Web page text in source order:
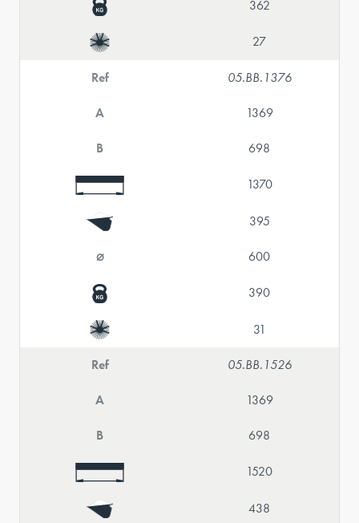
362
27
Ref 05.BB.1376
A 1369
B 698
1370
395
⌀ 600
390
31
Ref 05.BB.1526
A 1369
B 698
1520
438